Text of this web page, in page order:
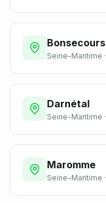
Bonsecours
Seine-Maritime ·
Darnétal
Seine-Maritime ·
Maromme
Seine-Maritime ·